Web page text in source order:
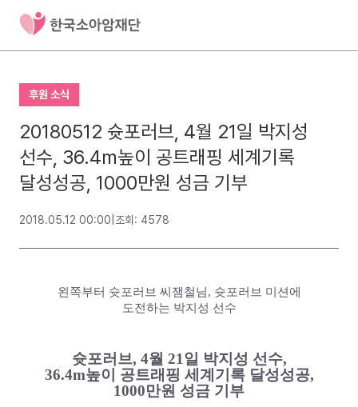
후원 소식
20180512 슛포러브, 4월 21일 박지성
선수, 36.4m높이 공트래핑 세계기록
달성성공, 1000만원 성금 기부
2018.05.12 00:00 조회: 4578
왼쪽부터 슛포러브 씨잼철님, 슛포러브 미션에
도전하는 박지성 선수​
​슛포러브, 4월 21일 박지성 선수,
36.4m높이 공트래핑 세계기록 달성성공,
1000만원 성금 기부​